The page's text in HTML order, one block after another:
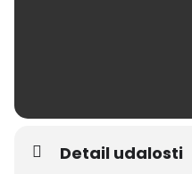
Detail udalosti